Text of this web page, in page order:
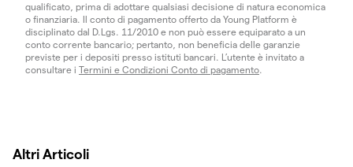
qualificato, prima di adottare qualsiasi decisione di natura economica
o finanziaria. Il conto di pagamento offerto da Young Platform è
disciplinato dal D.Lgs. 11/2010 e non può essere equiparato a un
conto corrente bancario; pertanto, non beneficia delle garanzie
previste per i depositi presso istituti bancari. L’utente è invitato a
consultare i Termini e Condizioni Conto di pagamento.
Altri Articoli